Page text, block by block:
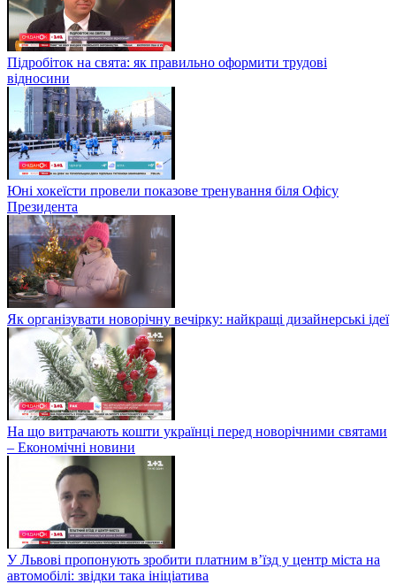
Підробіток на свята: як правильно оформити трудові
відносини
Юні хокеїсти провели показове тренування біля Офісу
Президента
Як організувати новорічну вечірку: найкращі дизайнерські ідеї
На що витрачають кошти українці перед новорічними святами
– Економічні новини
У Львові пропонують зробити платним в’їзд у центр міста на
автомобілі: звідки така ініціатива